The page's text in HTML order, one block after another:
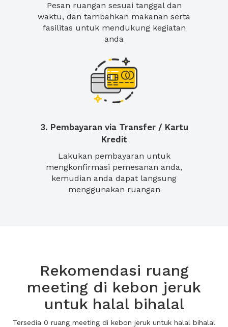
Pesan ruangan sesuai tanggal dan
waktu, dan tambahkan makanan serta
fasilitas untuk mendukung kegiatan
anda
3. Pembayaran via Transfer / Kartu
Kredit
Lakukan pembayaran untuk
mengkonfirmasi pemesanan anda,
kemudian anda dapat langsung
menggunakan ruangan
Rekomendasi ruang
meeting di kebon jeruk
untuk halal bihalal
Tersedia 0 ruang meeting di kebon jeruk untuk halal bihalal